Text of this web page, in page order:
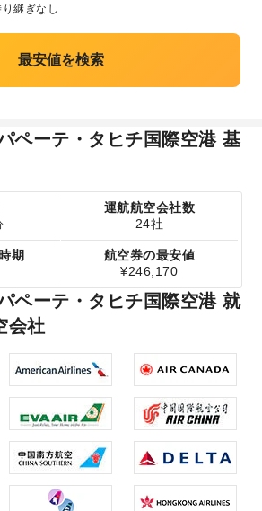
継ぎなし
最安値を検索
ペーテ・タヒチ国際空港 基
運航航空会社数
24社
期
航空券の最安値
¥246,170
ペーテ・タヒチ国際空港 就
会社